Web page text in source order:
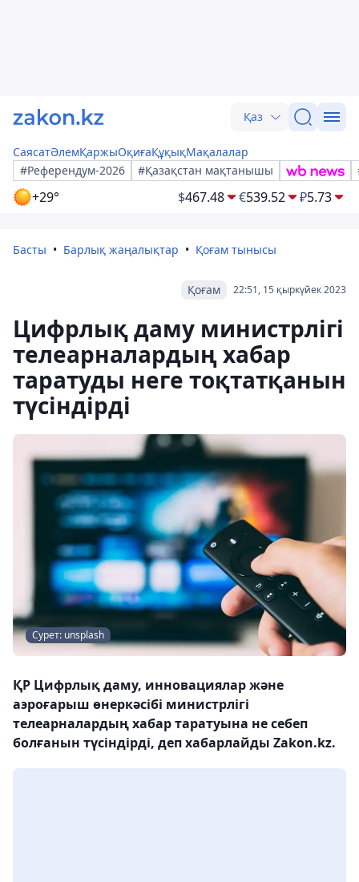
Қаз
СаясатӘлемҚаржыОқиғаҚұқықМақалалар
#Референдум-2026
#Қазақстан мақтанышы
+29° $467.48 €539.52 ₽5.73
Басты Барлық жаңалықтар Қоғам тынысы
22:51, 15 қыркүйек 2023
Қоғам
Цифрлық даму министрлігі
телеарналардың хабар
таратуды неге тоқтатқанын
түсіндірді
Сурет: unsplash
ҚР Цифрлық даму, инновациялар және
аэроғарыш өнеркәсібі министрлігі
телеарналардың хабар таратуына не себеп
болғанын түсіндірді, деп хабарлайды Zakon.kz.